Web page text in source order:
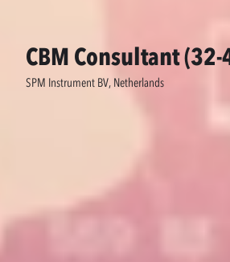
CBM Consultant
SPM Instrument BV, Netherlands